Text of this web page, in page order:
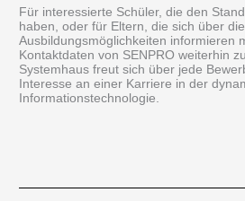
Für interessierte Schüler, die den
haben, oder für Eltern, die sich über die
Ausbildungsmöglichkeiten informieren
Kontaktdaten von SENPRO weiterhin
Systemhaus freut sich über jede
Interesse an einer Karriere in der
Informationstechnologie.